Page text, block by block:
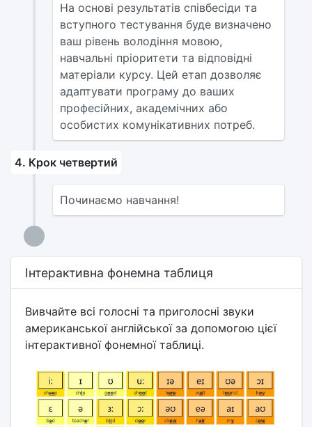
На основі результатів співбесіди та
вступного тестування буде визначено
ваш рівень володіння мовою,
навчальні пріоритети та відповідні
матеріали курсу. Цей етап дозволяє
адаптувати програму до ваших
професійних, академічних або
особистих комунікативних потреб.
4. Крок четвертий
Починаємо навчання!
Інтерактивна фонемна таблиця
Вивчайте всі голосні та приголосні звуки
американської англійської за допомогою цієї
інтерактивної фонемної таблиці.